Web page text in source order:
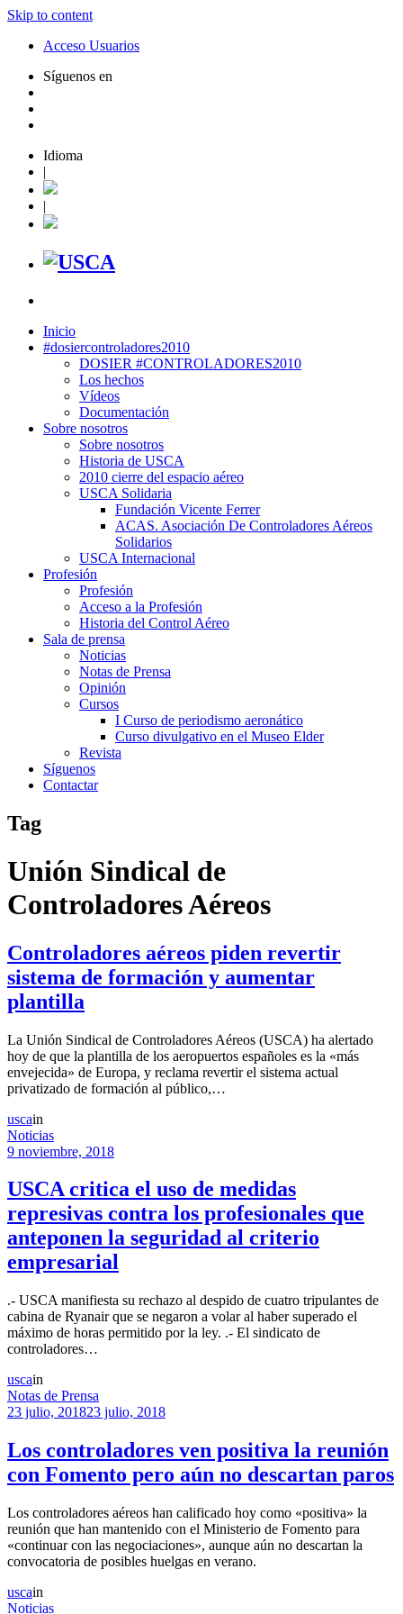
Skip to content
Acceso Usuarios
Síguenos en
Idioma
|
|
Inicio
#dosiercontroladores2010
DOSIER #CONTROLADORES2010
Los hechos
Vídeos
Documentación
Sobre nosotros
Sobre nosotros
Historia de USCA
2010 cierre del espacio aéreo
USCA Solidaria
Fundación Vicente Ferrer
ACAS. Asociación De Controladores Aéreos
Solidarios
USCA Internacional
Profesión
Profesión
Acceso a la Profesión
Historia del Control Aéreo
Sala de prensa
Noticias
Notas de Prensa
Opinión
Cursos
I Curso de periodismo aeronático
Curso divulgativo en el Museo Elder
Revista
Síguenos
Contactar
Tag
Unión Sindical de
Controladores Aéreos
Controladores aéreos piden revertir
sistema de formación y aumentar
plantilla
La Unión Sindical de Controladores Aéreos (USCA) ha alertado
hoy de que la plantilla de los aeropuertos españoles es la «más
envejecida» de Europa, y reclama revertir el sistema actual
privatizado de formación al público,…
uscain
Noticias
9 noviembre, 2018
USCA critica el uso de medidas
represivas contra los profesionales que
anteponen la seguridad al criterio
empresarial
.- USCA manifiesta su rechazo al despido de cuatro tripulantes de
cabina de Ryanair que se negaron a volar al haber superado el
máximo de horas permitido por la ley. .- El sindicato de
controladores…
uscain
Notas de Prensa
23 julio, 201823 julio, 2018
Los controladores ven positiva la reunión
con Fomento pero aún no descartan paros
Los controladores aéreos han calificado hoy como «positiva» la
reunión que han mantenido con el Ministerio de Fomento para
«continuar con las negociaciones», aunque aún no descartan la
convocatoria de posibles huelgas en verano.
uscain
Noticias